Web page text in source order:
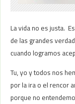
La vida no es justa.
de las grandes
cuando logramos
Tu, yo y todos nos
por la ira o el rencor
porque no